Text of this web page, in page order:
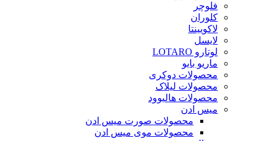
فلوچر
کلوران
لاکویینتا
لایسل
لوتارو LOTARO
ماریو بایو
محصولات دوکری
محصولات لیلاک
محصولات هالیوود
میس ادن
محصولات صورت میس ادن
محصولات موی میس ادن